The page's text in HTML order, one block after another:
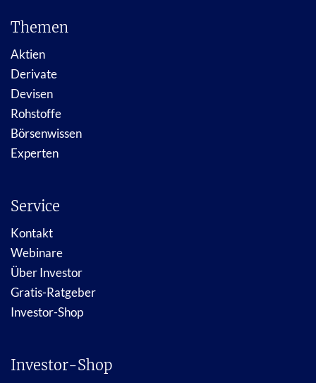
Themen
Aktien
Derivate
Devisen
Rohstoffe
Börsenwissen
Experten
Service
Kontakt
Webinare
Über Investor
Gratis-Ratgeber
Investor-Shop
Investor-Shop